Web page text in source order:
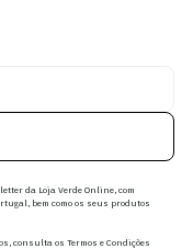
da Loja Verde Online, com
bem como os seus produtos
consulta os Termos e Condições